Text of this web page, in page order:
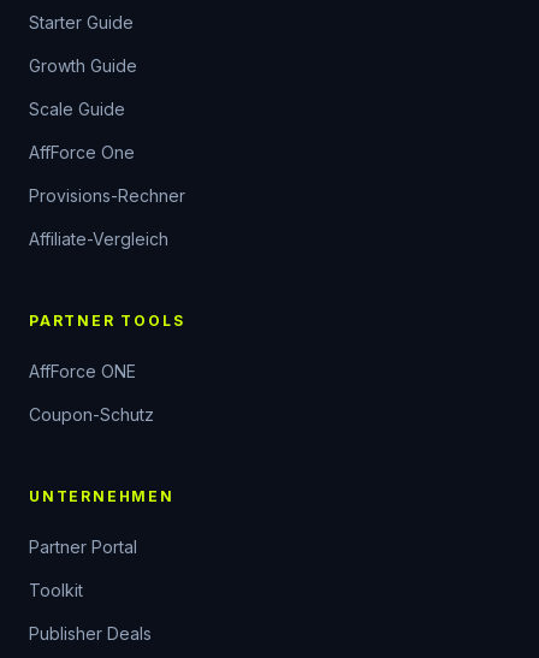
Starter Guide
Growth Guide
Scale Guide
AffForce One
Provisions-Rechner
Affiliate-Vergleich
PARTNER TOOLS
AffForce ONE
Coupon-Schutz
UNTERNEHMEN
Partner Portal
Toolkit
Publisher Deals